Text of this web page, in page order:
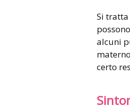
Si
alcuni
certo